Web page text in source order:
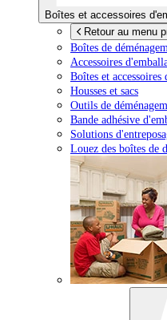
Boîtes et accessoires
Retour au menu
Boîtes de
Accessoires
Boîtes et accessoires
Housses et sacs
Outils de
Bande adhésive
Solutions
Louez des boîtes de